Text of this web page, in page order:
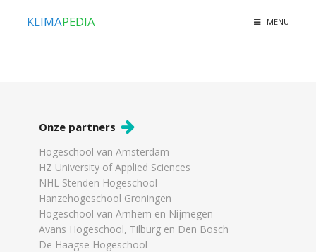
KLIMAPEDIA MENU
Onze partners
Hogeschool van Amsterdam
HZ University of Applied Sciences
NHL Stenden Hogeschool
Hanzehogeschool Groningen
Hogeschool van Arnhem en Nijmegen
Avans Hogeschool, Tilburg en Den Bosch
De Haagse Hogeschool